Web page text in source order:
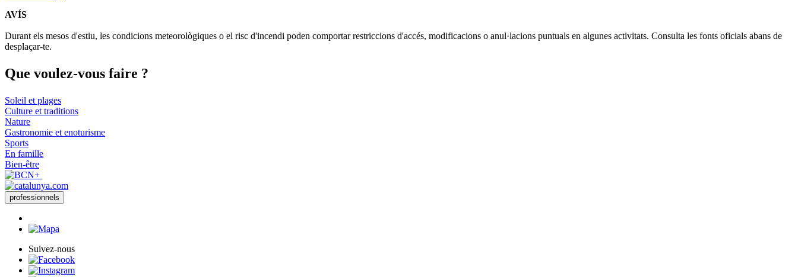
AVÍS
Durant els mesos d'estiu, les condicions meteorològiques o el risc d'incendi poden comportar restriccions d'accés, modificacions o anul·lacions puntuals en algunes activitats. Consulta les fonts oficials abans de
desplaçar-te.
Que voulez-vous faire ?
Soleil et plages
Culture et traditions
Nature
Gastronomie et enoturisme
Sports
En famille
Bien-être
professionnels
Suivez-nous